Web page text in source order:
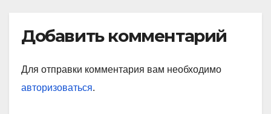
Добавить комментарий
Для отправки комментария вам необходимо
авторизоваться.